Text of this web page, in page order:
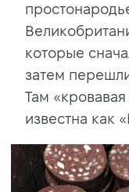
которые
затем
Там
известна как